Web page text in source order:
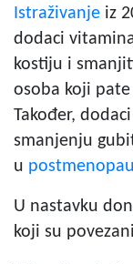
Istraživanje iz
dodaci
kostiju i
osoba koji
Također,
smanjenju
u
U nastavku
koji su